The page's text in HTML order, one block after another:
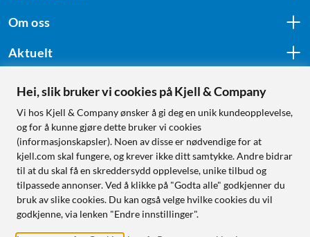
Om oss
Aktuelt
Følg oss
Handle fra:
Sverige
Norge
Hei, slik bruker vi cookies på Kjell & Company
Vi hos Kjell & Company ønsker å gi deg en unik kundeopplevelse,
og for å kunne gjøre dette bruker vi cookies
(informasjonskapsler). Noen av disse er nødvendige for at
kjell.com skal fungere, og krever ikke ditt samtykke. Andre bidrar
til at du skal få en skreddersydd opplevelse, unike tilbud og
tilpassede annonser. Ved å klikke på "Godta alle" godkjenner du
bruk av slike cookies. Du kan også velge hvilke cookies du vil
godkjenne, via lenken "Endre innstillinger".